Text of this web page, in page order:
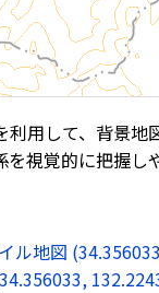
用して、背景
視覚的に把握し
ル地図